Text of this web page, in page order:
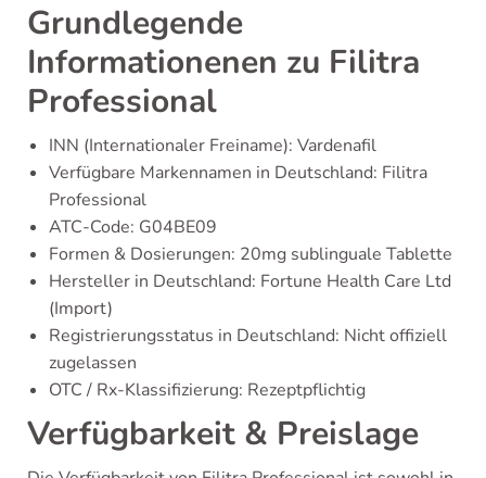
Grundlegende
Informationenen zu Filitra
Professional
INN (Internationaler Freiname): Vardenafil
Verfügbare Markennamen in Deutschland: Filitra
Professional
ATC-Code: G04BE09
Formen & Dosierungen: 20mg sublinguale Tablette
Hersteller in Deutschland: Fortune Health Care Ltd
(Import)
Registrierungsstatus in Deutschland: Nicht offiziell
zugelassen
OTC / Rx-Klassifizierung: Rezeptpflichtig
Verfügbarkeit & Preislage